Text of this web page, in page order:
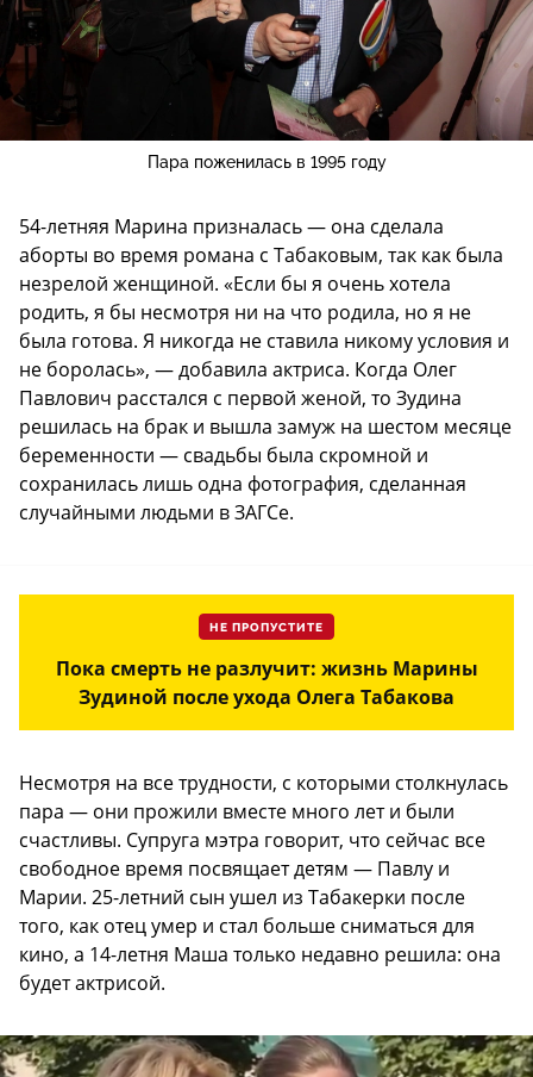
Пара поженилась в 1995 году
54-летняя Марина призналась — она сделала
аборты во время романа с Табаковым, так как была
незрелой женщиной. «Если бы я очень хотела
родить, я бы несмотря ни на что родила, но я не
была готова. Я никогда не ставила никому условия и
не боролась», — добавила актриса. Когда Олег
Павлович расстался с первой женой, то Зудина
решилась на брак и вышла замуж на шестом месяце
беременности — свадьбы была скромной и
сохранилась лишь одна фотография, сделанная
случайными людьми в ЗАГСе.
НЕ ПРОПУСТИТЕ
Пока смерть не разлучит: жизнь Марины
Зудиной после ухода Олега Табакова
Несмотря на все трудности, с которыми столкнулась
пара — они прожили вместе много лет и были
счастливы. Супруга мэтра говорит, что сейчас все
свободное время посвящает детям — Павлу и
Марии. 25-летний сын ушел из Табакерки после
того, как отец умер и стал больше сниматься для
кино, а 14-летня Маша только недавно решила: она
будет актрисой.